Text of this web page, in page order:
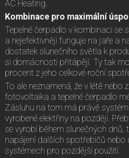
AC Heating.
Kombinace pro maximální
Tepelné čerpadlo v kombinaci se
a nejefektivněji funguje na jaře a
dostatek slunečního světla k
si domácnosti přitápějí. Ty tak
procent z jeho celkové roční
To ale neznamená, že v létě nebo
fotovoltaika a tepelné čerpadlo
Zásluhu na tom má právě
vyrobené elektřiny na později.
se vyrobí během slunečných
napájení dalších spotřebičů nebo
systémech pro pozdější použití.